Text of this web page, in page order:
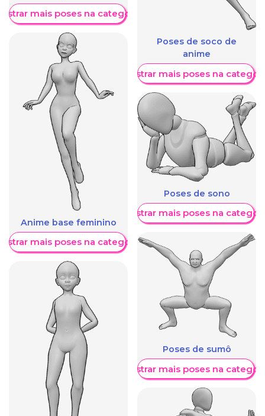
mais poses na categoria
Anime base feminino
mais poses na categoria
Poses de soco de
anime
Mostrar mais poses na
Poses de sono
Mostrar mais poses na
Poses de sumô
Mostrar mais poses na